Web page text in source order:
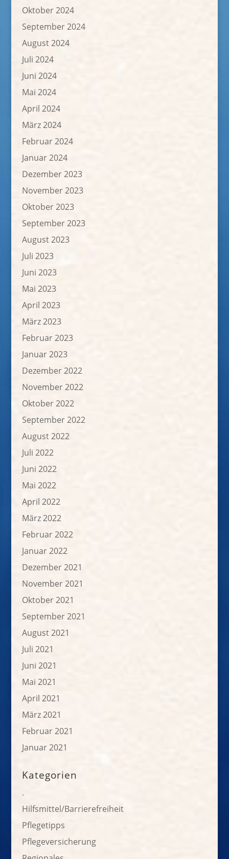
Oktober 2024
September 2024
August 2024
Juli 2024
Juni 2024
Mai 2024
April 2024
März 2024
Februar 2024
Januar 2024
Dezember 2023
November 2023
Oktober 2023
September 2023
August 2023
Juli 2023
Juni 2023
Mai 2023
April 2023
März 2023
Februar 2023
Januar 2023
Dezember 2022
November 2022
Oktober 2022
September 2022
August 2022
Juli 2022
Juni 2022
Mai 2022
April 2022
März 2022
Februar 2022
Januar 2022
Dezember 2021
November 2021
Oktober 2021
September 2021
August 2021
Juli 2021
Juni 2021
Mai 2021
April 2021
März 2021
Februar 2021
Januar 2021
Kategorien
.
Hilfsmittel/Barrierefreiheit
Pflegetipps
Pflegeversicherung